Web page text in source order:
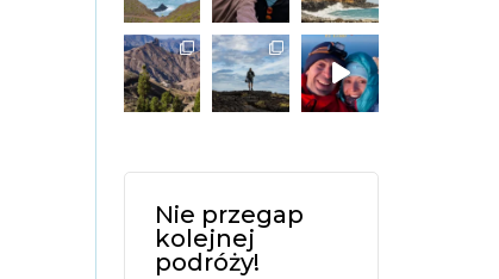
Nie przegap
kolejnej
podróży!